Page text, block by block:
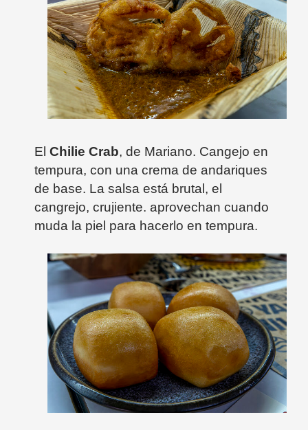
El Chilie Crab, de Mariano. Cangejo en
tempura, con una crema de andariques
de base. La salsa está brutal, el
cangrejo, crujiente. aprovechan cuando
muda la piel para hacerlo en tempura.